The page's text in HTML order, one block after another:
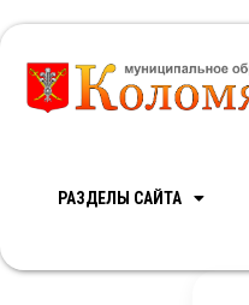
РАЗДЕЛЫ САЙТА